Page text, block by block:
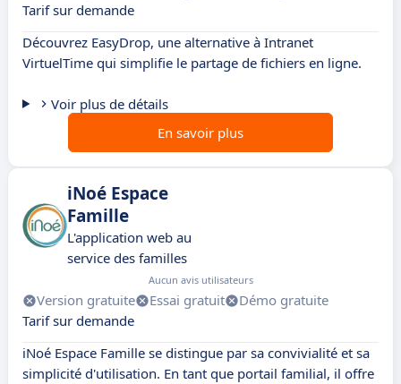
Tarif sur demande
Découvrez EasyDrop, une alternative à Intranet
VirtuelTime qui simplifie le partage de fichiers en ligne.
Voir plus de détails
En savoir plus
iNoé Espace
Famille
L'application web au
service des familles
Aucun avis utilisateurs
Version gratuite Essai gratuit
Démo gratuite
Tarif sur demande
iNoé Espace Famille se distingue par sa convivialité et sa
simplicité d'utilisation. En tant que portail familial, il offre